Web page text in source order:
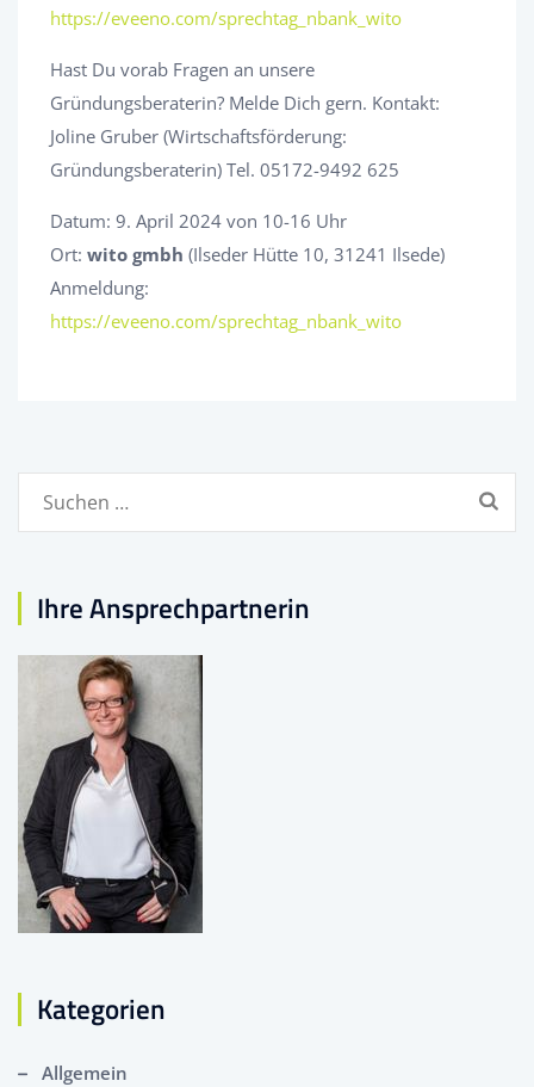
https://eveeno.com/sprechtag_nbank_wito
Hast Du vorab Fragen an unsere
Gründungsberaterin? Melde Dich gern. Kontakt:
Joline Gruber (Wirtschaftsförderung:
Gründungsberaterin) Tel. 05172-9492 625
Datum: 9. April 2024 von 10-16 Uhr
Ort: wito gmbh (Ilseder Hütte 10, 31241 Ilsede)
Anmeldung:
https://eveeno.com/sprechtag_nbank_wito
Suchen
Ihre Ansprechpartnerin
Kategorien
Allgemein